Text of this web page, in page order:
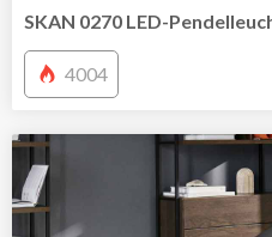
SKAN 0270 LED-
4004